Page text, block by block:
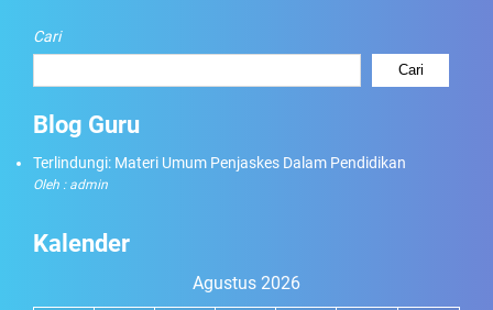
Cari
Cari
Blog Guru
Terlindungi: Materi Umum Penjaskes Dalam Pendidikan
Oleh : admin
Kalender
Agustus 2026